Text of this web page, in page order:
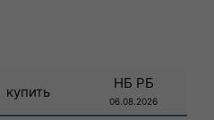
купить
НБ РБ
06.08.2026